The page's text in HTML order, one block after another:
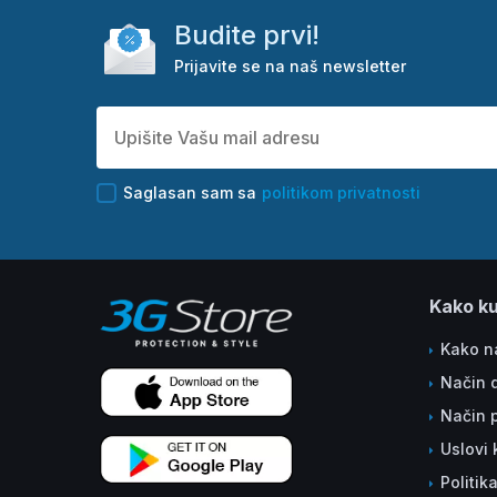
Budite prvi!
Prijavite se na naš newsletter
Saglasan sam sa politikom privatnosti
Kako
Kako
Način
Način
Uslovi